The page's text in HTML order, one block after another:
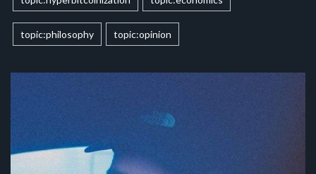
topic:philosophy topic:opinion